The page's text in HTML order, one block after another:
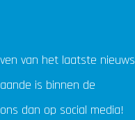
van het laatste nieuws
is binnen de
dan op social media!